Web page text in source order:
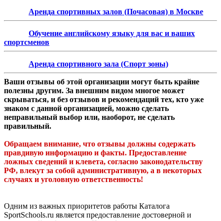
Аренда спортивных залов (Почасовая) в Москве
Обучение английскому языку для вас и ваших
спортсменов
Аренда спортивного зала (Спорт зоны)
Ваши отзывы об этой организации могут быть крайне
полезны другим. За внешним видом многое может
скрываться, и без отзывов и рекомендаций тех, кто уже
знаком с данной организацией, можно сделать
неправильный выбор или, наоборот, не сделать
правильный.
Обращаем внимание, что отзывы должны содержать
правдивую информацию и факты. Предоставление
ложных сведений и клевета, согласно законодательству
РФ, влекут за собой административную, а в некоторых
случаях и уголовную ответственность!
Одним из важных приоритетов работы Каталога
SportSchools.ru является предоставление достоверной и